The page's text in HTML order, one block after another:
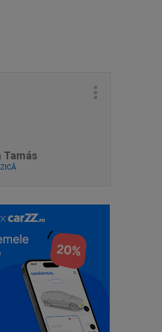
Tamás